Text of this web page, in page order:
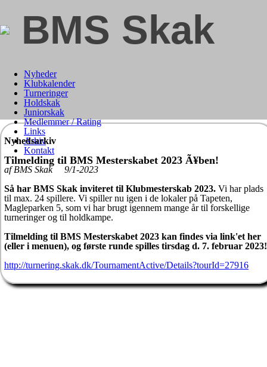
BMS Skak
Nyheder
Klubkalender
Turneringer
Holdskak
Juniorskak
Medlemmer / Rating
Links
Arkiv
Kontakt
Nyhedsarkiv
Tilmelding til BMS Mesterskabet 2023 Ã¥ben!
af BMS Skak 9/1-2023
Så har BMS Skak inviteret til Klubmesterskab 2023. Vi har plads
til max. 24 spillere. Vi spiller nu igen i de lokaler på Tapeten,
Magleparken 5, som vi har brugt igennem mange år til forskellige
turneringer og til holdkampe.
Tilmelding til BMS Mesterskabet 2023 kan findes via link'et her
(eller i menuen), og første runde spilles tirsdag d. 7. februar 2023!
http://turnering.skak.dk/TournamentActive/Details?tourId=27916